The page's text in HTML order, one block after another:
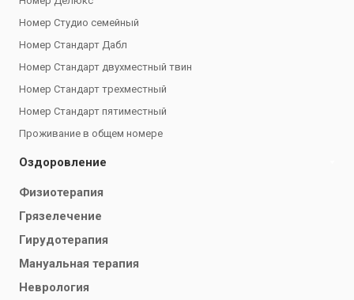
Номер Студио семейный
Номер Стандарт Дабл
Номер Стандарт двухместный твин
Номер Стандарт трехместный
Номер Стандарт пятиместный
Проживание в общем номере
Оздоровление
Физиотерапия
Грязелечение
Гирудотерапия
Мануальная терапия
Неврология